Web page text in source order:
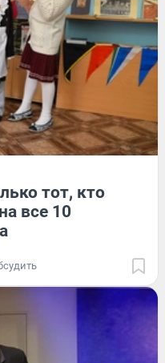
тот, кто
все 10